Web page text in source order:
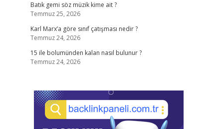
Batık gemi söz müzik kime ait ?
Temmuz 25, 2026
Karl Marx’a göre sınıf çatışması nedir ?
Temmuz 24, 2026
15 ile bolumünden kalan nasıl bulunur ?
Temmuz 24, 2026